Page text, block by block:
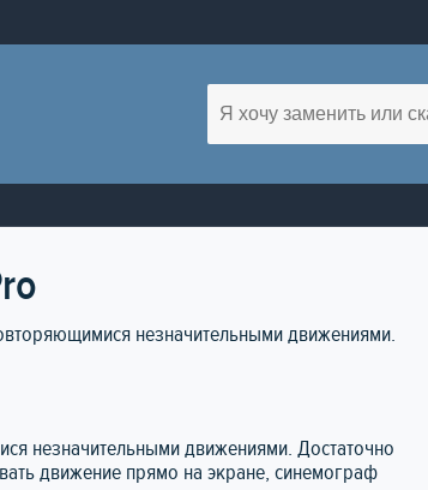
незначительными движениями.
незначительными движениями. Достаточно
движение прямо на экране, синемограф